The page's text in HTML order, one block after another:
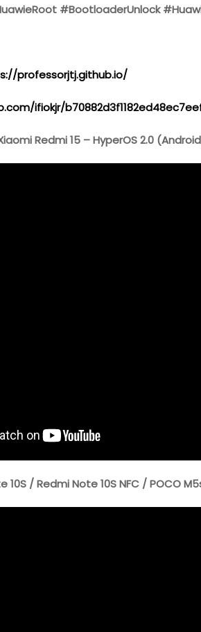
#BootloaderUnlock
professorjtj.github.io/
ifiokjr/
Redmi 15 – HyperOS 2.0
10S / Redmi Note 10S NFC / POCO